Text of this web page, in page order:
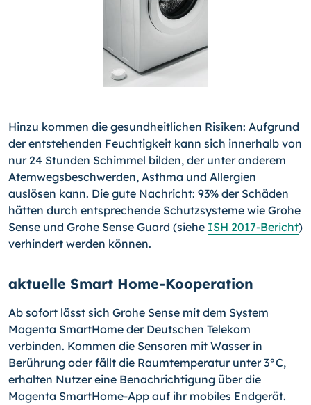
Hinzu kommen die gesundheitlichen Risiken: Aufgrund
der entstehenden Feuchtigkeit kann sich innerhalb von
nur 24 Stunden Schimmel bilden, der unter anderem
Atemwegsbeschwerden, Asthma und Allergien
auslösen kann. Die gute Nachricht: 93% der Schäden
hätten durch entsprechende Schutzsysteme wie Grohe
Sense und Grohe Sense Guard (siehe ISH 2017-Bericht)
verhindert werden können.
aktuelle Smart Home-Kooperation
Ab sofort lässt sich Grohe Sense mit dem System
Magenta SmartHome der Deutschen Telekom
verbinden. Kommen die Sensoren mit Wasser in
Berührung oder fällt die Raumtemperatur unter 3°C,
erhalten Nutzer eine Benachrichtigung über die
Magenta SmartHome-App auf ihr mobiles Endgerät.